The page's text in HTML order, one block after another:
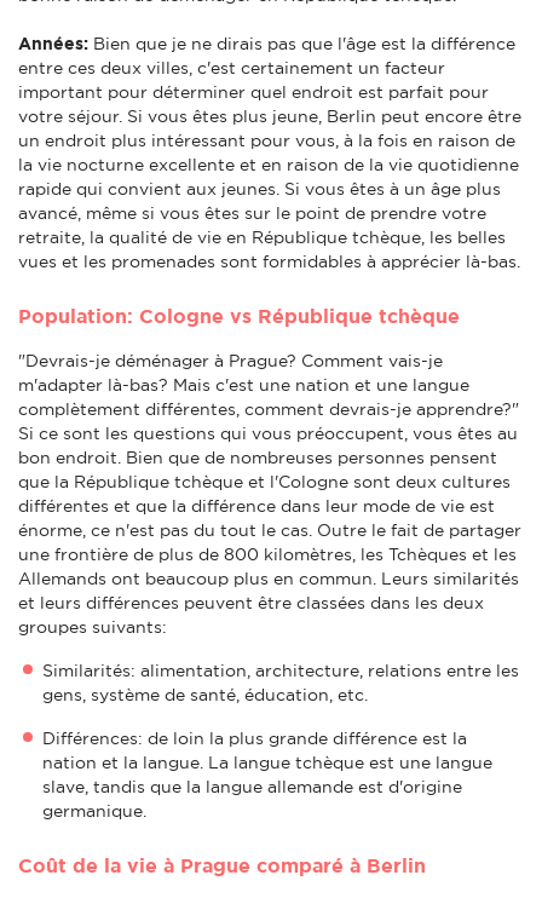
Années: Bien que je ne dirais pas que l'âge est la différence
entre ces deux villes, c'est certainement un facteur
important pour déterminer quel endroit est parfait pour
votre séjour. Si vous êtes plus jeune, Berlin peut encore être
un endroit plus intéressant pour vous, à la fois en raison de
la vie nocturne excellente et en raison de la vie quotidienne
rapide qui convient aux jeunes. Si vous êtes à un âge plus
avancé, même si vous êtes sur le point de prendre votre
retraite, la qualité de vie en République tchèque, les belles
vues et les promenades sont formidables à apprécier là-bas.
Population: Cologne vs République tchèque
"Devrais-je déménager à Prague? Comment vais-je
m'adapter là-bas? Mais c'est une nation et une langue
complètement différentes, comment devrais-je apprendre?"
Si ce sont les questions qui vous préoccupent, vous êtes au
bon endroit. Bien que de nombreuses personnes pensent
que la République tchèque et l'Cologne sont deux cultures
différentes et que la différence dans leur mode de vie est
énorme, ce n'est pas du tout le cas. Outre le fait de partager
une frontière de plus de 800 kilomètres, les Tchèques et les
Allemands ont beaucoup plus en commun. Leurs similarités
et leurs différences peuvent être classées dans les deux
groupes suivants:
Similarités: alimentation, architecture, relations entre les
gens, système de santé, éducation, etc.
Différences: de loin la plus grande différence est la
nation et la langue. La langue tchèque est une langue
slave, tandis que la langue allemande est d'origine
germanique.
Coût de la vie à Prague comparé à Berlin